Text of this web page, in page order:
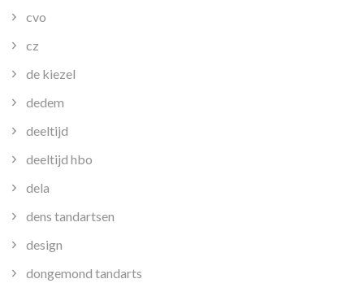
cvo
cz
de kiezel
dedem
deeltijd
deeltijd hbo
dela
dens tandartsen
design
dongemond tandarts